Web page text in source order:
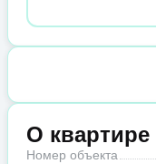
О квартире
Номер объекта